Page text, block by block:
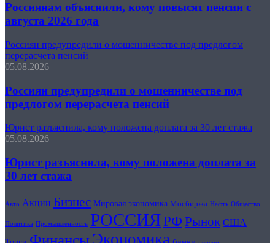
Россиянам объяснили, кому повысят пенсии с
августа 2026 года
Россиян предупредили о мошенничестве под предлогом
перерасчета пенсий
05.08.2026
Россиян предупредили о мошенничестве под
предлогом перерасчета пенсий
Юрист разъяснила, кому положена доплата за 30 лет стажа
05.08.2026
Юрист разъяснила, кому положена доплата за
30 лет стажа
Авто Акции Бизнес Мировая экономика Мосбиржа Нефть Общество
Политика Промышленность РОССИЯРФРынок США
Финансы Экономика